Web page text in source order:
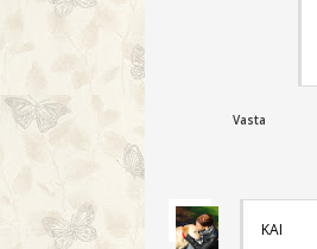
Vasta
KAI